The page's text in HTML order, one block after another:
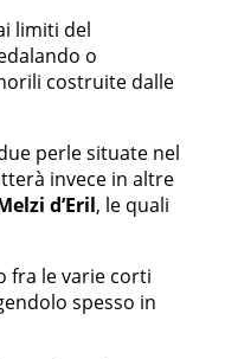
limiti del
o
costruite dalle
perle situate nel
invece in altre
d’Eril, le quali
fra le varie corti
spesso in